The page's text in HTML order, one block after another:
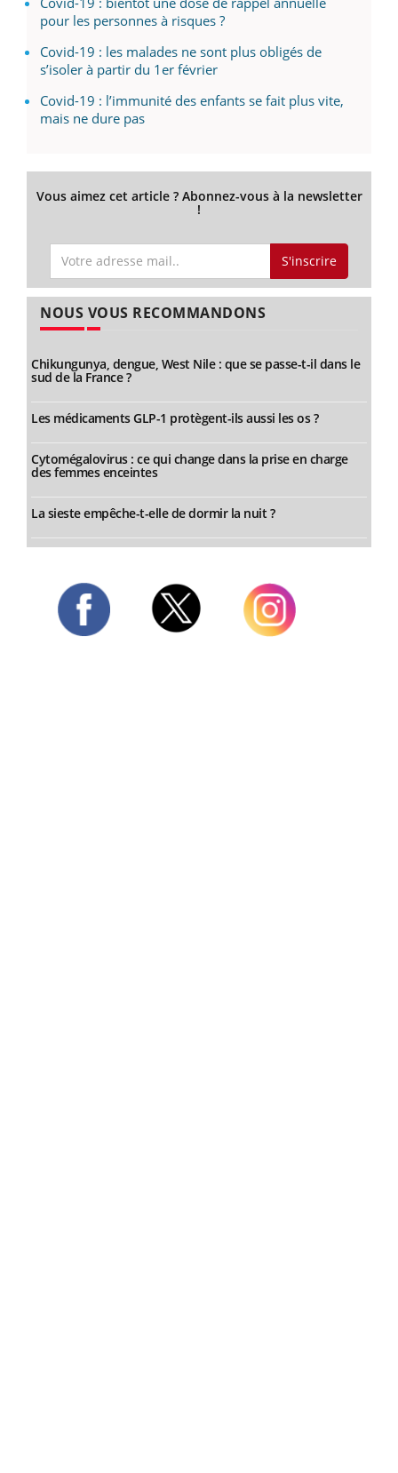
pour les personnes à risques ?
Covid-19 : les malades ne sont plus obligés de
s’isoler à partir du 1er février
Covid-19 : l’immunité des enfants se fait plus vite,
mais ne dure pas
Vous aimez cet article ? Abonnez-vous à la newsletter
!
S'inscrire
NOUS VOUS RECOMMANDONS
Chikungunya, dengue, West Nile : que se passe-t-il dans le
sud de la France ?
Les médicaments GLP-1 protègent-ils aussi les os ?
Cytomégalovirus : ce qui change dans la prise en charge
des femmes enceintes
La sieste empêche-t-elle de dormir la nuit ?